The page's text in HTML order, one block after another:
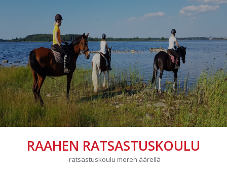
RAAHEN RATSASTUSKOULU
-ratsastuskoulu meren äärellä